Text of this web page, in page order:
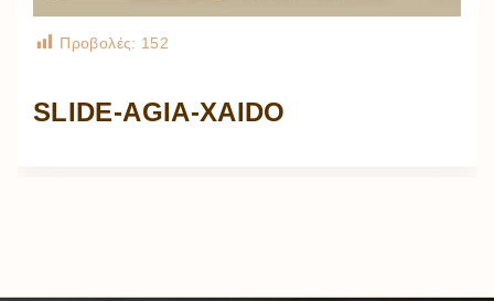
Προβολές: 152
SLIDE-AGIA-XAIDO